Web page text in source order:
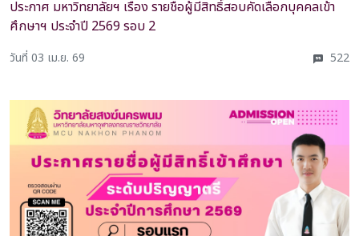
ประกาศ มหาวิทยาลัยฯ เรื่อง รายชื่อผู้มีสิทธิ์สอบคัดเลือกบุคคลเข้า
ศึกษาฯ ประจำปี 2569 รอบ 2
วันที่ 03 เม.ย. 69 522